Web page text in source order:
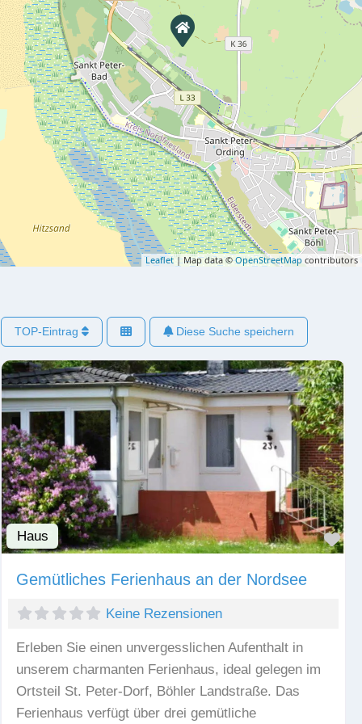
Leaflet| Map data ©OpenStreetMap contributors
TOP-Eintrag Diese Suche speichern
Haus
Gemütliches Ferienhaus an der Nordsee
Keine Rezensionen
Erleben Sie einen unvergesslichen Aufenthalt in
unserem charmanten Ferienhaus, ideal gelegen im
Ortsteil St. Peter-Dorf, Böhler Landstraße. Das
Ferienhaus verfügt über drei gemütliche